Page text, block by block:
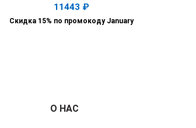
11443 ₽
Скидка 15% по промокоду January
О НАС